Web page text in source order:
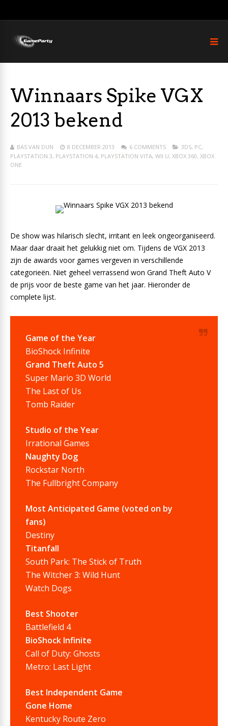
Winnaars Spike VGX
2013 bekend
BAS VAN DUN 8 DECEMBER 2013 6 COMMENTS 3DS, PC,
PLAYSTATION 3, PLAYSTATION 4, PLAYSTATION VITA, WII U, XBOX 360, XBOX
ONE
De show was hilarisch slecht, irritant en leek ongeorganiseerd.
Maar daar draait het gelukkig niet om. Tijdens de VGX 2013
zijn de awards voor games vergeven in verschillende
categorieën. Niet geheel verrassend won Grand Theft Auto V
de prijs voor de beste game van het jaar. Hieronder de
complete lijst.
Game of the Year
BioShock Infinite
Grand Theft Auto 5
Super Mario 3D World
The Last of Us
Tomb Raider
Studio of the Year
Irrational Games
Naughty Dog
Rockstar North
The Fullbright Company
Most Anticipated Game (voted on by
fans)
Destiny
Titanfall
South Park: The Stick of Truth
The Witcher 3: Wild Hunt
Watch Dogs
Best Shooter
Battlefield 4
BioShock Infinite
Call of Duty: Ghosts
Metro: Last Light
Best Independent Game
Gone Home
Kentucky Route Zero